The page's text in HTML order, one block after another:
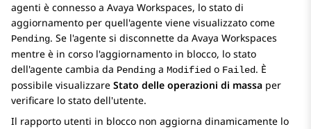
agenti è connesso a Avaya Workspaces, lo stato di
aggiornamento per quell'agente viene visualizzato come
Pending. Se l'agente si disconnette da Avaya Workspaces
mentre è in corso l'aggiornamento in blocco, lo stato
dell'agente cambia da Pending a Modified o Failed. È
possibile visualizzare Stato delle operazioni di massa per
verificare lo stato dell'utente.
Il rapporto utenti in blocco non aggiorna dinamicamente lo